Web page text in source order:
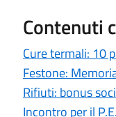
Contenuti
Cure termali: 10
Festone:
Rifiuti: bonus
Incontro per il